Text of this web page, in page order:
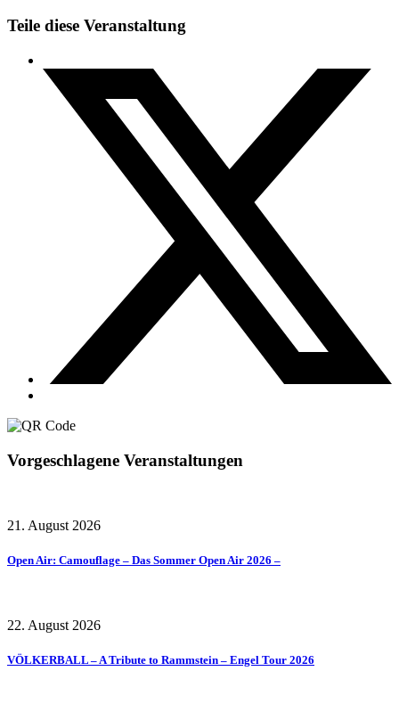
Teile diese Veranstaltung
Vorgeschlagene Veranstaltungen
21. August 2026
Open Air: Camouflage – Das Sommer Open Air 2026 –
22. August 2026
VÖLKERBALL – A Tribute to Rammstein – Engel Tour 2026